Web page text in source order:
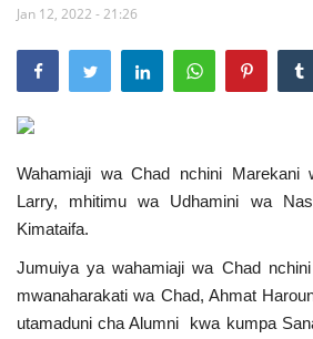
Jukwaa la Nasser la Kimataifa
Wasiliana
Misri
Timu yetu
Urithi wa Nasser
Habari
Jan 12, 2022 - 21:26
Wahamiaji wa Chad nchini Marekani
Larry, mhitimu wa Udhamini wa
Kimataifa.
Jumuiya ya wahamiaji wa Chad
mwanaharakati wa Chad, Ahmat
utamaduni cha Alumni kwa kumpa